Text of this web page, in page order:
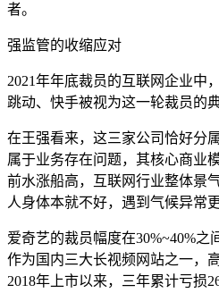
者。
强监管的收缩应对
2021年年底裁员的互联网企业中
跳动、快手被视为这一轮裁员的典
在王强看来，这三家公司恰好分
属于业务存在问题，其核心商业
前水涨船高，互联网行业整体景
人身体本就不好，遇到气候异常
爱奇艺的裁员幅度在30%~40%之
作为国内三大长视频网站之一，
2018年上市以来，三年累计亏损